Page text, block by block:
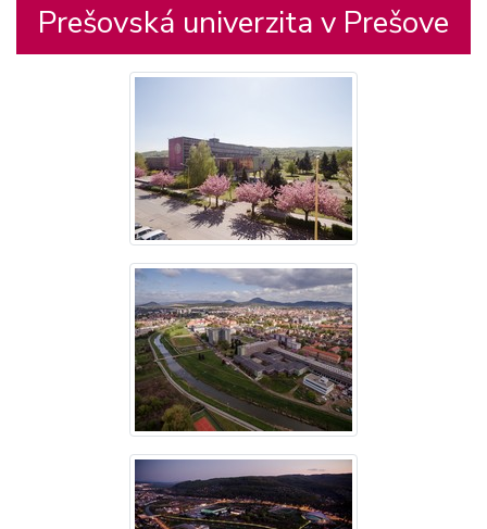
Prešovská univerzita v Prešove